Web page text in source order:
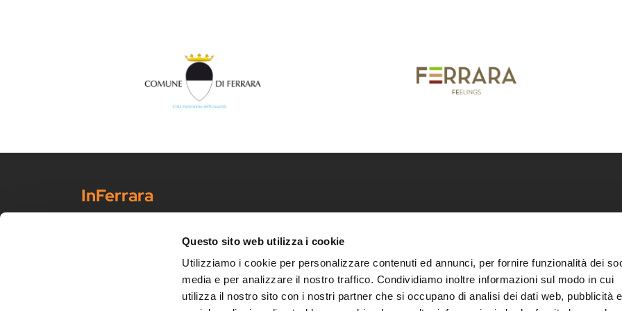
Questo sito web utilizza i cookie
Utilizziamo i cookie per personalizzare contenuti ed annunci, per fornire funzionalità dei
media e per analizzare il nostro traffico. Condividiamo inoltre informazioni sul modo in cui
utilizza il nostro sito con i nostri partner che si occupano di analisi dei dati web, pubblicità e
InFerrara
Portale ufficiale di promo-commercializzazione turistica della città di Ferrara
Scarica guide e mappe
Informazioni utili
Segnalazioni di accessibilità